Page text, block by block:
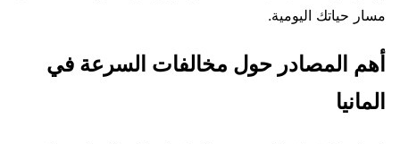
مسار حياتك اليومية.
أهم المصادر حول مخالفات السرعة في
المانيا